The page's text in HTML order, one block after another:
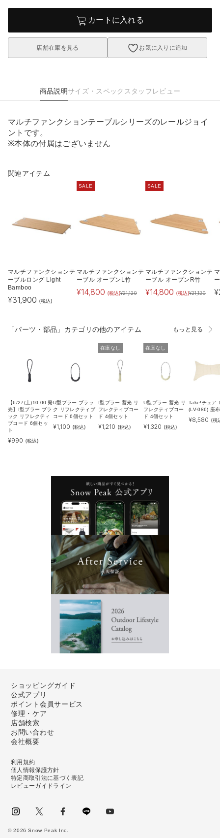
カートに入れる
店舗在庫を見る お気に入りに追加
商品説明サイズ・スペック スタッフレビュー
マルチファンクションテーブルシリーズのレールジョイ
ントです。
※本体の付属はございません
関連アイテム
マルチファンクションテ
ーブルロング Light
Bamboo
¥31,900 (税込)
SALE
マルチファンクションテ
ーブル オープンL竹
¥14,800 (税込)¥21,120
SALE
マルチファンクションテ
ーブル オープンR竹
¥14,800 (税込)¥21,120 ¥
「パーツ・部品」カテゴリの他のアイテム もっと見る
【6/27(土)10:00 発
売】I型プラー ブラ
ック リフレクティ
ブコード 6個セッ
ト
¥990 (税込)
U型プラー ブラッ
ク リフレクティブ
コード 6個セット
¥1,100 (税込)
在庫なし
I型プラー 蓄光 リ
フレクティブコー
ド 4個セット
¥1,210 (税込)
在庫なし
U型プラー 蓄光 リ
フレクティブコー
ド 4個セット
¥1,320 (税込)
Take!チェア
(LV-086) 座
¥8,580 (税
ショッピングガイド
公式アプリ
ポイント会員サービス
修理・ケア
店舗検索
お問い合わせ
会社概要
利用規約
個人情報保護方針
特定商取引法に基づく表記
レビューガイドライン
©2026 Snow Peak Inc.